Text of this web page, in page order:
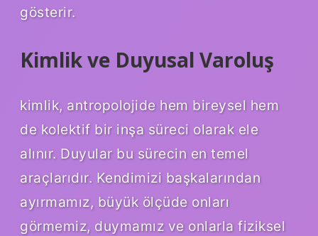
gösterir.
Kimlik ve Duyusal Varoluş
kimlik, antropolojide hem bireysel hem
de kolektif bir inşa süreci olarak ele
alınır. Duyular bu sürecin en temel
araçlarıdır. Kendimizi başkalarından
ayırmamız, büyük ölçüde onları
görmemiz, duymamız ve onlarla fiziksel